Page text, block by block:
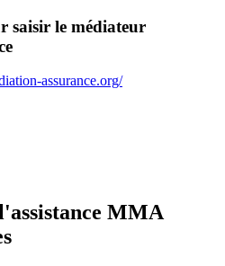
saisir le médiateur
assurance.org/
MMA